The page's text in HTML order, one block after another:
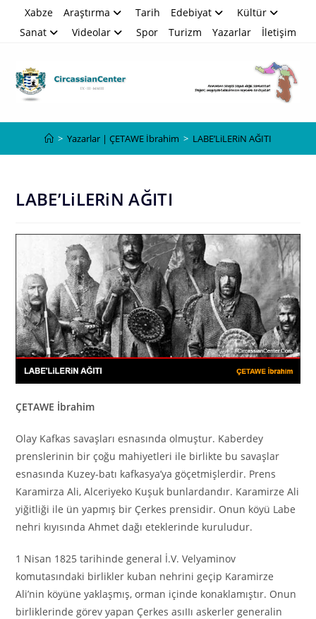
Xabze Araştırma Tarih Edebiyat
Kültür
Sanat
Videolar Spor Turizm Yazarlar İletişim
> Yazarlar | ÇETAWE İbrahim > LABE’LiLERiN AĞITI
LABE’LiLERiN AĞITI
ÇETAWE İbrahim
Olay Kafkas savaşları esnasında olmuştur. Kaberdey
prenslerinin bir çoğu mahiyetleri ile birlikte bu savaşlar
esnasında Kuzey-batı kafkasya’ya göçetmişlerdir. Prens
Karamirza Ali, Alceriyeko Kuşuk bunlardandır. Karamirze Ali
yiğitliği ile ün yapmış bir Çerkes prensidir. Onun köyü Labe
nehri kıyısında Ahmet dağı eteklerinde kuruludur.
1 Nisan 1825 tarihinde general İ.V. Velyaminov
komutasındaki birlikler kuban nehrini geçip Karamirze
Ali’nin köyüne yaklaşmış, orman içinde konaklamıştır. Onun
birliklerinde görev yapan Çerkes asıIIı askerler generalin